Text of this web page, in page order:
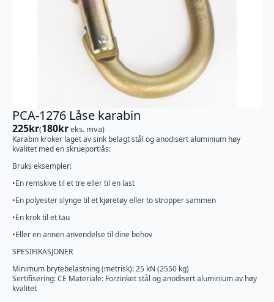
PCA-1276 Låse karabin
225kr(180kreks. mva)
Karabin kroker laget av sink belagt stål og anodisert aluminium høy
kvalitet med en skrueportlås:
Bruks eksempler:
•En remskive til et tre eller til en last
•En polyester slynge til et kjøretøy eller to stropper sammen
•En krok til et tau
•Eller en annen anvendelse til dine behov
SPESIFIKASJONER
Minimum brytebelastning (metrisk): 25 kN (2550 kg)
Sertifisering: CE Materiale: Forzinket stål og anodisert aluminium av høy
kvalitet